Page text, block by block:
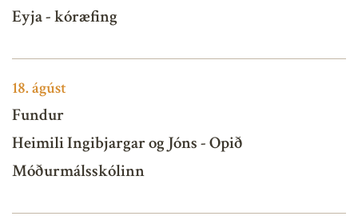
Eyja - kóræfing
18.ágúst
Fundur
Heimili Ingibjargar og Jóns - Opið
Móðurmálsskólinn